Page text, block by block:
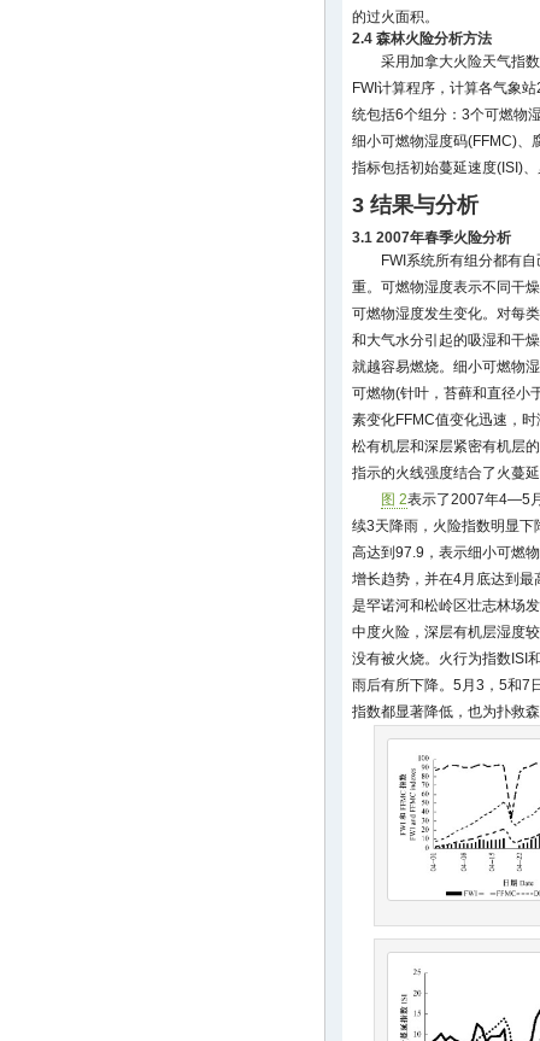
的过火面积。
2.4 森林火险分析方法
采用加拿大火险天气指
FWI计算程序，计算各气象
统包括6个组分：3个可燃物
细小可燃物湿度码(FFMC)、
指标包括初始蔓延速度(ISI)
3 结果与分析
3.1 2007年春季火险分析
FWI系统所有组分都有
重。可燃物湿度表示不同干
可燃物湿度发生变化。对每
和大气水分引起的吸湿和干
就越容易燃烧。细小可燃物
可燃物(针叶，苔藓和直径小
素变化FFMC值变化迅速，
松有机层和深层紧密有机层
指示的火线强度结合了火蔓
图 2表示了2007年4—5
续3天降雨，火险指数明显
高达到97.9，表示细小可燃
增长趋势，并在4月底达到最
是罕诺河和松岭区壮志林场
中度火险，深层有机层湿度
没有被火烧。火行为指数ISI
雨后有所下降。5月3，5和7
指数都显著降低，也为扑救